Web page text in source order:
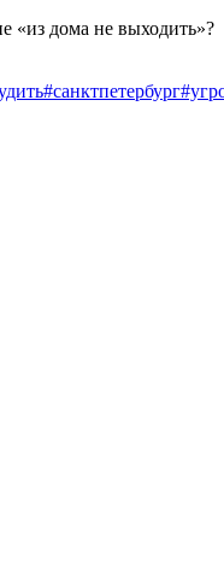
«из дома не выходить»?
#санктпетербург